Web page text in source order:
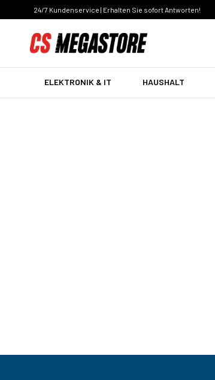
24/7 Kundenservice | Erhalten Sie sofort Antworten!
ELEKTRONIK & IT HAUSHALT